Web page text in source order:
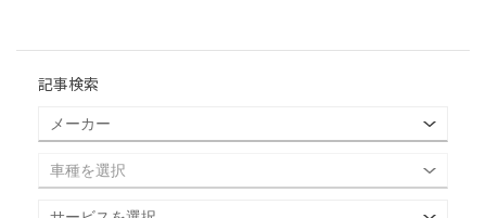
記事検索